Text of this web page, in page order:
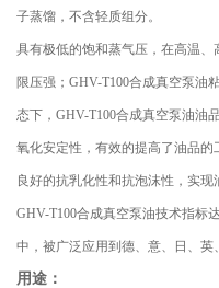
子蒸馏，不含轻质组分。
具有极低的饱和蒸气压，在高温
限压强；GHV-T100合成真空泵油
态下，GHV-T100合成真空泵油油
氧化安定性，有效的提高了油品的
良好的抗乳化性和抗泡沫性，实现
GHV-T100合成真空泵油技术指标
中，被广泛应用到德、意、日、英
用途：